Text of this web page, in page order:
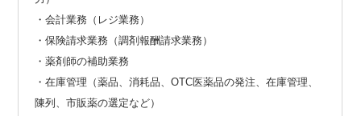
・会計業務（レジ業務）
・保険請求業務（調剤報酬請求業務）
・薬剤師の補助業務
・在庫管理（薬品、消耗品、OTC医薬品の発注、在庫管理、
陳列、市販薬の選定など）